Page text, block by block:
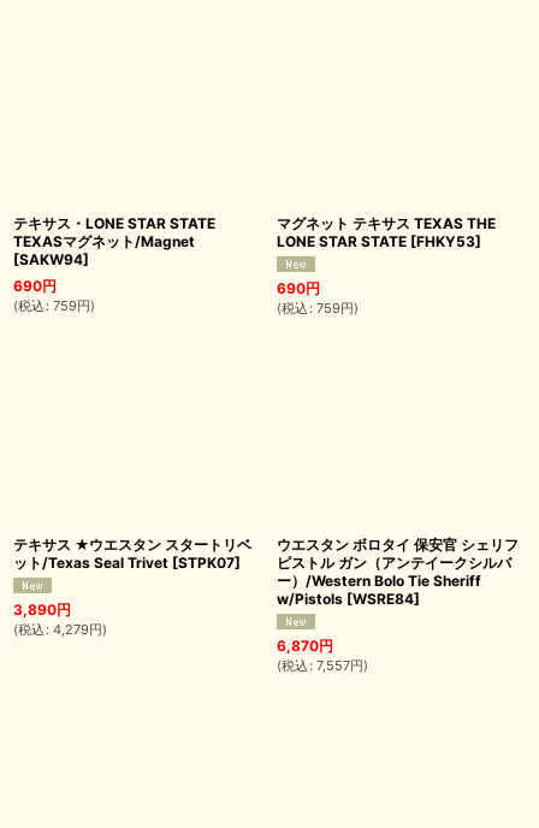
テキサス・LONE STAR STATE
TEXASマグネット/Magnet
[SAKW94]
690円
(税込 : 759円)
マグネット テキサス TEXAS THE
LONE STAR STATE [FHKY53]
690円
(税込 : 759円)
テキサス ★ウエスタン スタートリベ
ット/Texas Seal Trivet [STPK07]
3,890円
(税込 : 4,279円)
ウエスタン ボロタイ 保安官 シェリフ
ピストル ガン（アンテイークシルバ
ー）/Western Bolo Tie Sheriff
w/Pistols [WSRE84]
6,870円
(税込 : 7,557円)